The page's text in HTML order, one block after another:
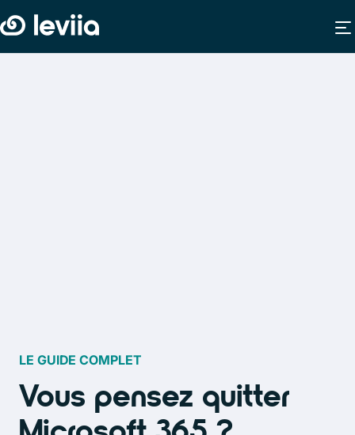
LE GUIDE COMPLET
Vous pensez quitter